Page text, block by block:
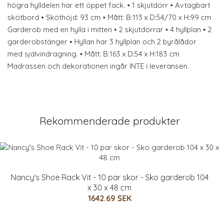
högra hylldelen har ett öppet fack. • 1 skjutdörr • Avtagbart
skötbord • Sköthöjd: 93 cm • Mått: B:113 x D:54/70 x H:99 cm
Garderob med en hylla i mitten • 2 skjutdörrar • 4 hyllplan • 2
garderobstänger • Hyllan har 3 hyllplan och 2 byrålådor
med självindragning. • Mått: B:163 x D:54 x H:183 cm
Madrassen och dekorationen ingår INTE i leveransen.
Rekommenderade produkter
Nancy's Shoe Rack Vit - 10 par skor - Sko garderob 104
x 30 x 48 cm
1642.69 SEK